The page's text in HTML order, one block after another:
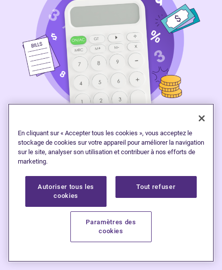
Calculateur de remboursement de
dettes
Explorez vosoptions
de remboursement de
dettes
En cliquant sur « Accepter tous les cookies », vous acceptez le
stockage de cookies sur votre appareil pour améliorer la navigation
sur le site, analyser son utilisation et contribuer à nos efforts de
marketing.
Autoriser tous les
cookies
Tout refuser
Paramètres des
cookies